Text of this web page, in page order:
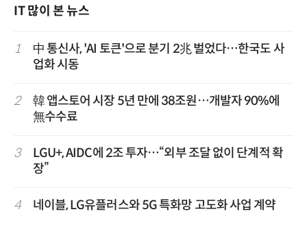
IT 많이 본 뉴스
1
中 통신사, 'AI 토큰'으로 분기 2兆 벌었다…한국도 사
업화 시동
2
韓 앱스토어 시장 5년 만에 38조원…개발자 90%에
無수수료
3
LGU+, AIDC에 2조 투자…“외부 조달 없이 단계적 확
장”
4 네이블, LG유플러스와 5G 특화망 고도화 사업 계약